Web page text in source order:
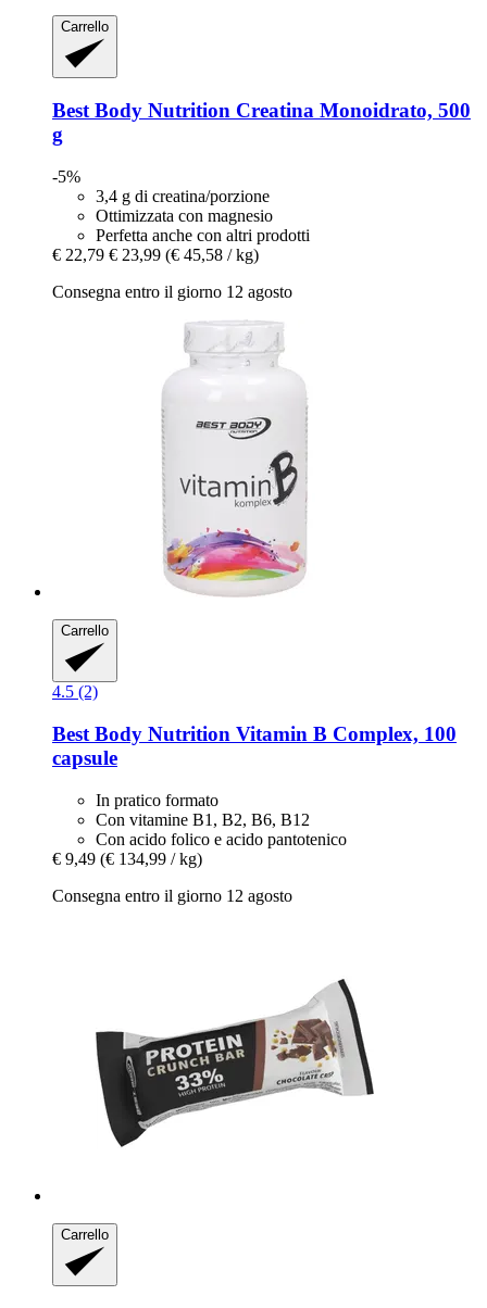
Carrello
Best Body Nutrition Creatina Monoidrato, 500
g
-5%
3,4 g di creatina/porzione
Ottimizzata con magnesio
Perfetta anche con altri prodotti
€ 22,79 € 23,99 (€ 45,58 / kg)
Consegna entro il giorno 12 agosto
Carrello
4.5 (2)
Best Body Nutrition Vitamin B Complex, 100
capsule
In pratico formato
Con vitamine B1, B2, B6, B12
Con acido folico e acido pantotenico
€ 9,49 (€ 134,99 / kg)
Consegna entro il giorno 12 agosto
Carrello